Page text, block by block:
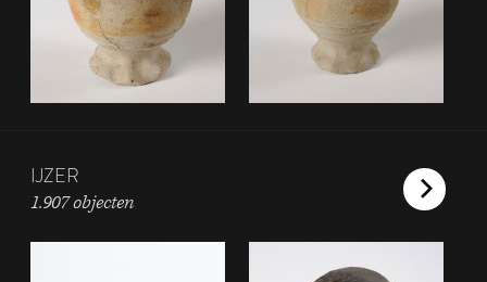
IJZER
1.907 objecten